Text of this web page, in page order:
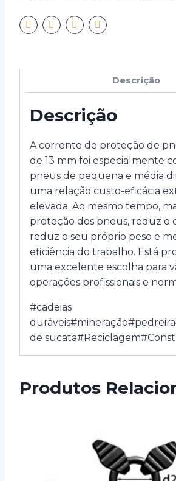
Descrição
Descrição
A corrente de proteção de
de 13 mm foi especialmente
pneus de pequena e média
uma relação custo-eficácia
elevada. Ao mesmo tempo,
proteção dos pneus, reduz o
reduz o seu próprio peso e
eficiência do trabalho. Está
uma excelente escolha para
operações profissionais e
#cadeias
de
Produtos